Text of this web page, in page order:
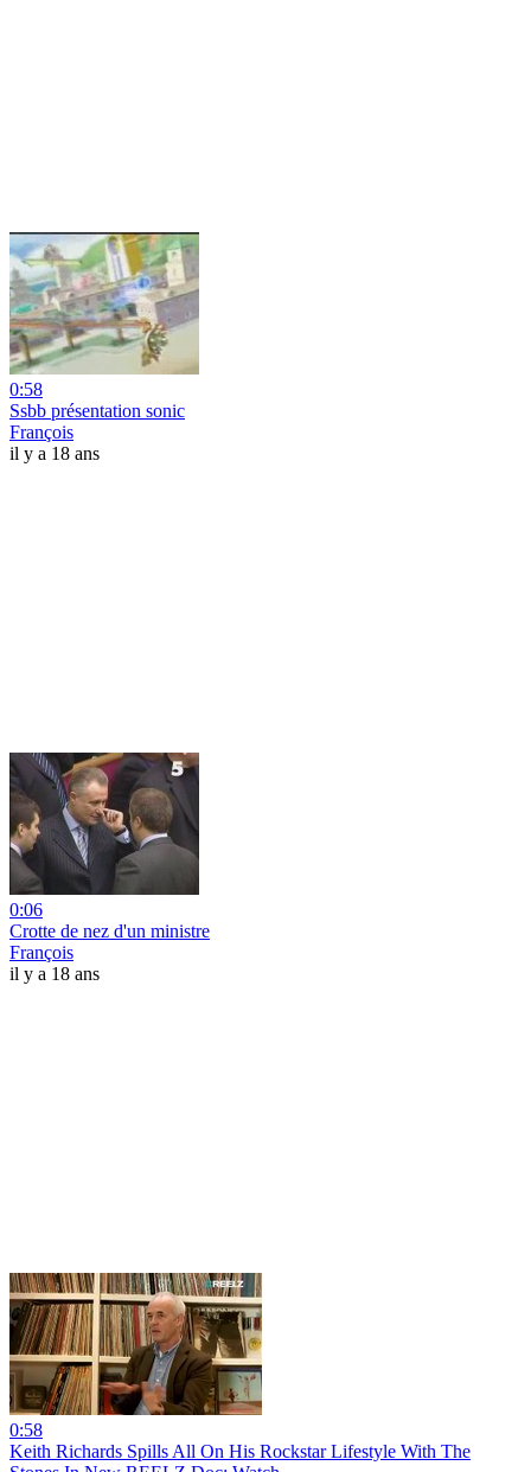
0:58
Ssbb présentation sonic
François
il y a 18 ans
0:06
Crotte de nez d'un ministre
François
il y a 18 ans
0:58
Keith Richards Spills All On His Rockstar Lifestyle With The